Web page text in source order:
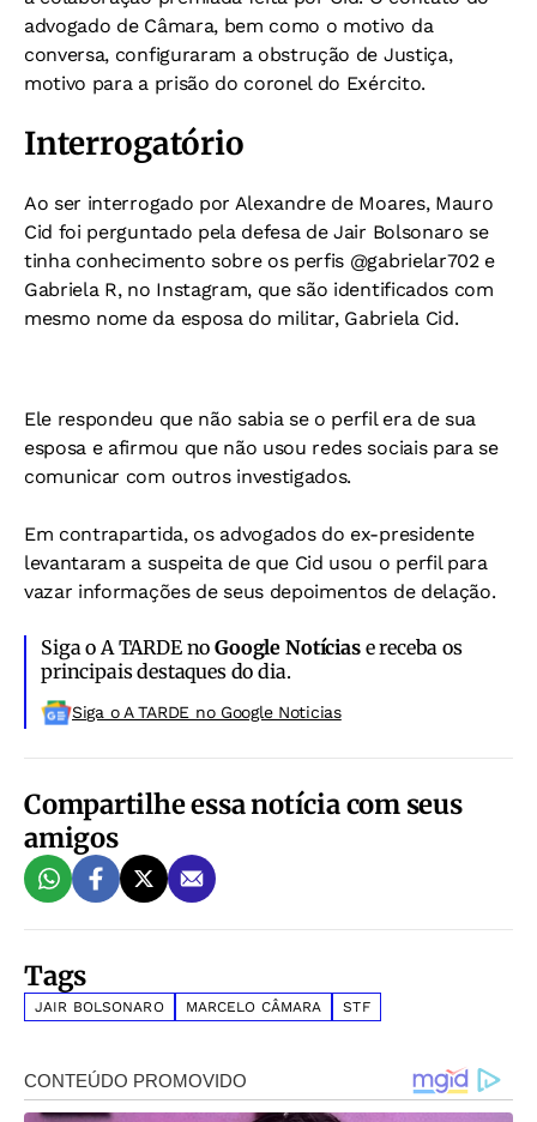
advogado de Câmara, bem como o motivo da
conversa, configuraram a obstrução de Justiça,
motivo para a prisão do coronel do Exército.
Interrogatório
Ao ser interrogado por Alexandre de Moares, Mauro
Cid foi perguntado pela defesa de Jair Bolsonaro se
tinha conhecimento sobre os perfis @gabrielar702 e
Gabriela R, no Instagram, que são identificados com
mesmo nome da esposa do militar, Gabriela Cid.
Ele respondeu que não sabia se o perfil era de sua
esposa e afirmou que não usou redes sociais para se
comunicar com outros investigados.
Em contrapartida, os advogados do ex-presidente
levantaram a suspeita de que Cid usou o perfil para
vazar informações de seus depoimentos de delação.
Siga o A TARDE noGoogle Notíciase receba os
principais destaques do dia.
Siga o A TARDE no Google Noticias
Compartilhe essa notícia com seus
amigos
Tags
JAIR BOLSONARO MARCELO CÂMARA STF